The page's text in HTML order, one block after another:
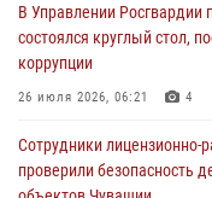
01 августа 2026, 00:01
В Управлении
состоялся круглый стол,
коррупции
26 июля 2026, 06:21 4
Сотрудники лицензионно-
проверили безопасность